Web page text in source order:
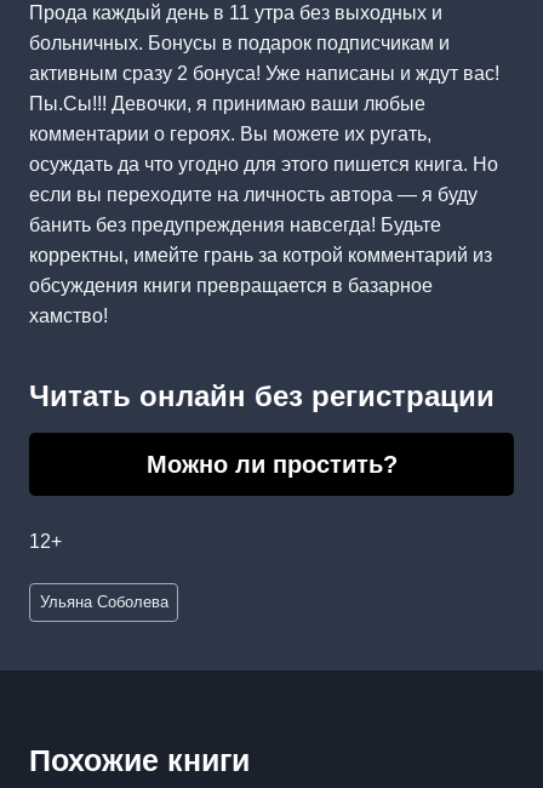
Прода каждый день в 11 утра без выходных и
больничных. Бонусы в подарок подписчикам и
активным сразу 2 бонуса! Уже написаны и ждут вас!
Пы.Сы!!! Девочки, я принимаю ваши любые
комментарии о героях. Вы можете их ругать,
осуждать да что угодно для этого пишется книга. Но
если вы переходите на личность автора — я буду
банить без предупреждения навсегда! Будьте
корректны, имейте грань за котрой комментарий из
обсуждения книги превращается в базарное
хамство!
Читать онлайн без регистрации
Можно ли простить?
12+
Метки
записи:
Ульяна Соболева
Похожие книги